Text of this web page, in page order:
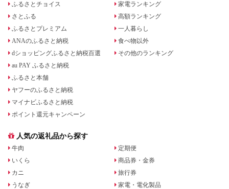
ふるさとチョイス
さとふる
ふるさとプレミアム
ANAのふるさと納税
dショッピングふるさと納税百選
au PAY ふるさと納税
ふるさと本舗
ヤフーのふるさと納税
マイナビふるさと納税
ポイント還元キャンペーン
家電ランキング
高額ランキング
一人暮らし
食べ物以外
その他のランキング
人気の返礼品から探す
牛肉
いくら
カニ
うなぎ
定期便
商品券・金券
旅行券
家電・電化製品